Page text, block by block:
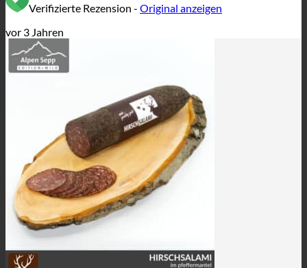
Verifizierte Rezension - Original anzeigen
vor 3 Jahren